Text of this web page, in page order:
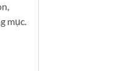
mục.